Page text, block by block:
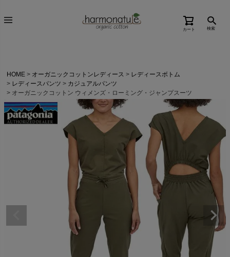
カート 検索
HOME オーガニックコットンレディース
レディースボトム
レディースパンツ
カジュアルパンツ
オーガニックコットン ウィメンズ・ローミング・ジャンプスーツ